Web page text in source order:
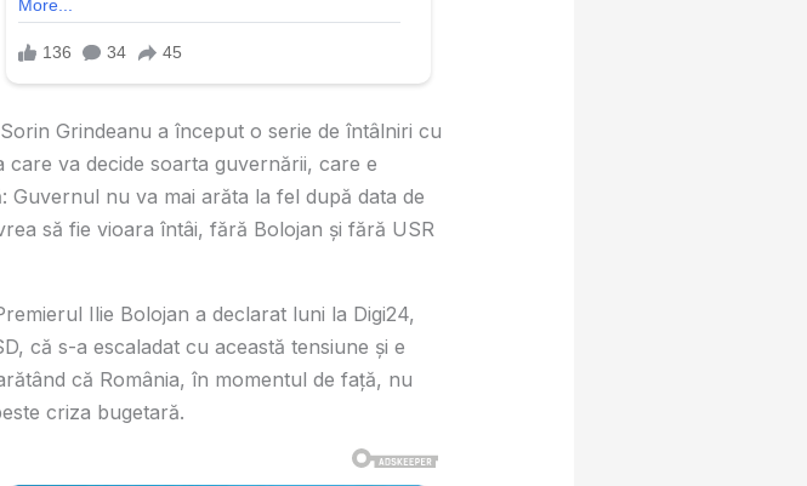
Grindeanu a început o serie de întâlniri cu
va decide soarta guvernării, care e
nu va mai arăta la fel după data de
să fie vioara întâi, fără Bolojan și fără USR
Ilie Bolojan a declarat luni la Digi24,
că s-a escaladat cu această tensiune şi e
că România, în momentul de faţă, nu
criza bugetară.